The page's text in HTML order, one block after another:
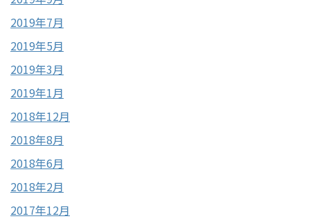
2019年7月
2019年5月
2019年3月
2019年1月
2018年12月
2018年8月
2018年6月
2018年2月
2017年12月